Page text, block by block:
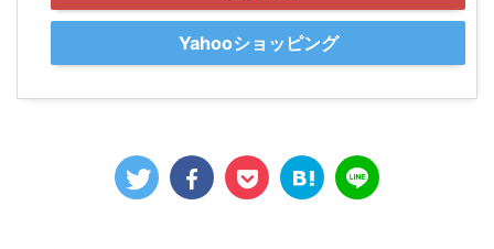
Yahooショッピング